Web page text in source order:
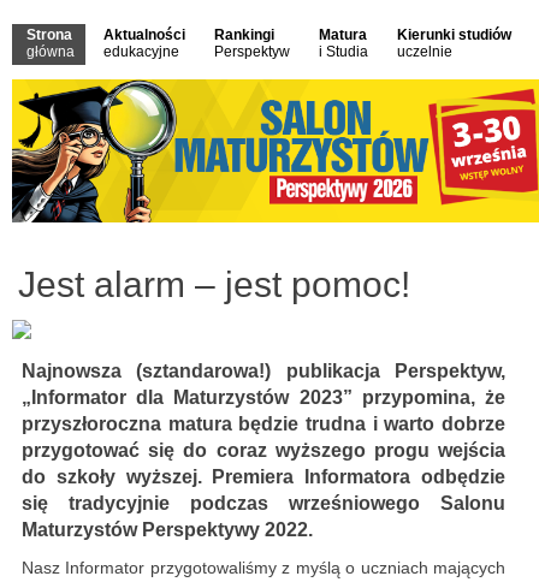
Strona
główna
Aktualności
edukacyjne
Rankingi
Perspektyw
Matura
i Studia
Kierunki studiów
uczelnie
Jest alarm – jest pomoc!
Najnowsza (sztandarowa!) publikacja Perspektyw,
„Informator dla Maturzystów 2023” przypomina, że
przyszłoroczna matura będzie trudna i warto dobrze
przygotować się do coraz wyższego progu wejścia
do szkoły wyższej. Premiera Informatora odbędzie
się tradycyjnie podczas wrześniowego Salonu
Maturzystów Perspektywy 2022.
Nasz Informator przygotowaliśmy z myślą o uczniach mających